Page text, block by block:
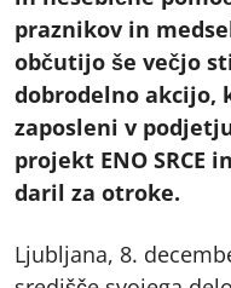
praznikov in
občutijo še večjo
dobrodelno akcijo,
zaposleni v
projekt ENO SRCE
daril za otroke.
Ljubljana, 8.